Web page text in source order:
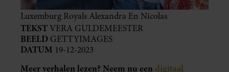
Luxemburg Royals Alexandra En Nicolas
TEKSTVERA GULDEMEESTER
BEELD GETTYIMAGES
DATUM 19-12-2023
Meer verhalen lezen? Neem nu een digitaal